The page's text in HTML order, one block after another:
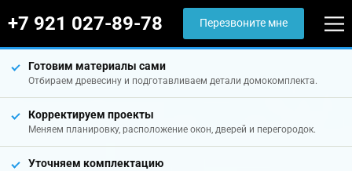
+7 921 027-89-78 Перезвоните мне
Готовим материалы сами
Отбираем древесину и подготавливаем детали домокомплекта.
Корректируем проекты
Меняем планировку, расположение окон, дверей и перегородок.
Уточняем комплектацию